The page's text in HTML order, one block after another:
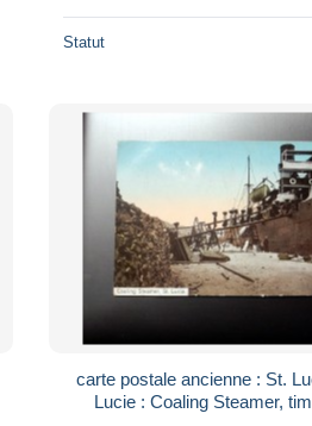
Statut
carte postale ancienne : St.
Lucie : Coaling Steamer,